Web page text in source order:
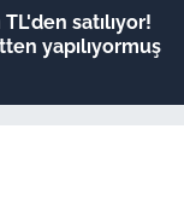
satılıyor!
yapılıyormuş